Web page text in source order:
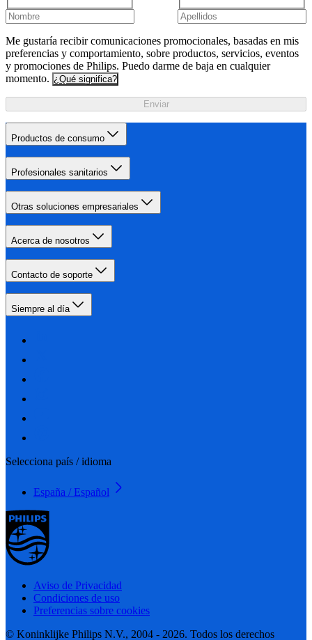
Me gustaría recibir comunicaciones promocionales, basadas en mis
preferencias y comportamiento, sobre productos, servicios, eventos
y promociones de Philips. Puedo darme de baja en cualquier
momento. ¿Qué significa?
Enviar
Productos de consumo
Profesionales sanitarios
Otras soluciones empresariales
Acerca de nosotros
Contacto de soporte
Siempre al día
Selecciona país / idioma
España / Español
Aviso de Privacidad
Condiciones de uso
Preferencias sobre cookies
© Koninklijke Philips N.V., 2004 - 2026. Todos los derechos